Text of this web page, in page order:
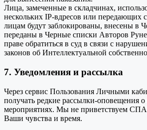
Лица, замеченные в складчинах,
нескольких IP-вдресов или передающих
лицам будут заблокированы, внесены в
переданы в Черные списки Авторов
праве обратиться в суд в связи с
законов об Интеллектуальной
7. Уведомления и рассылка
Через сервис Пользования Личными
получать редкие рассылки-оповещения
мероприятиях. Мы не приветствуем
Ваши чувства и время.